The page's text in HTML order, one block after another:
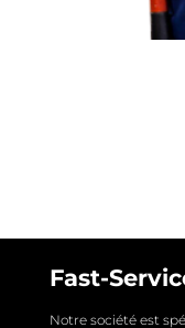
Fast-
Notre société est